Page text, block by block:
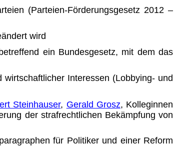
(Parteien-Förderungsgesetz 2012 –
wird
ein Bundesgesetz, mit dem das
Interessen (Lobbying- und
Steinhauser, Gerald Grosz, Kolleginnen
der strafrechtlichen Bekämpfung von
für Politiker und einer Reform